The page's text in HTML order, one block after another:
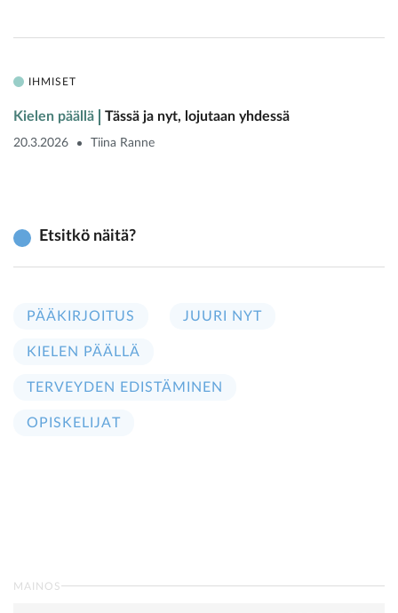
IHMISET
Kielen päällä Tässä ja nyt, lojutaan yhdessä
20.3.2026 Tiina Ranne
Etsitkö näitä?
PÄÄKIRJOITUS JUURI NYT
KIELEN PÄÄLLÄ
TERVEYDEN EDISTÄMINEN
OPISKELIJAT
MAINOS